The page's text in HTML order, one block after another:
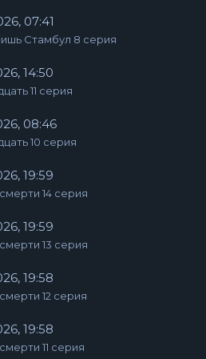
07:41
Стамбул 8 серия
14:50
11 серия
08:46
10 серия
19:59
14 серия
19:59
13 серия
19:58
12 серия
19:58
11 серия